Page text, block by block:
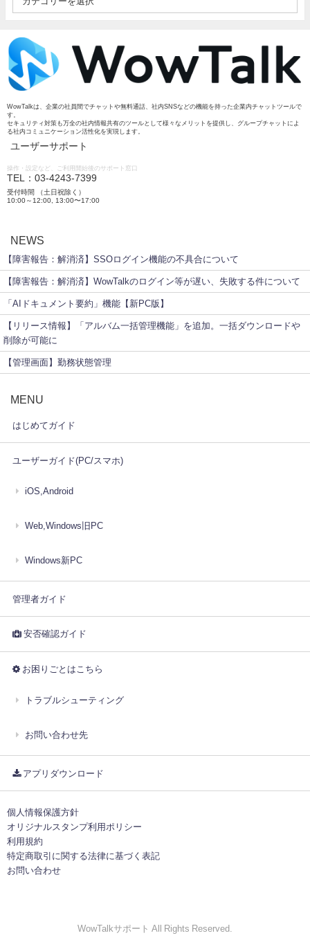
WowTalkは、企業の社員間でチャットや無料通話、社内SNSなどの機能を持った企業内チャットツールで
す。
セキュリティ対策も万全の社内情報共有のツールとして様々なメリットを提供し、グループチャットによ
る社内コミュニケーション活性化を実現します。
ユーザーサポート
操作・設定など、ご利用開始後のサポート窓口
TEL：03-4243-7399
受付時間 （土日祝除く）
10:00～12:00, 13:00〜17:00
NEWS
【障害報告：解消済】SSOログイン機能の不具合について
【障害報告：解消済】WowTalkのログイン等が遅い、失敗する件について
「AIドキュメント要約」機能【新PC版】
【リリース情報】「アルバム一括管理機能」を追加。一括ダウンロードや
削除が可能に
【管理画面】勤務状態管理
MENU
はじめてガイド
ユーザーガイド(PC/スマホ)
iOS,Android
Web,Windows旧PC
Windows新PC
管理者ガイド
安否確認ガイド
お困りごとはこちら
トラブルシューティング
お問い合わせ先
アプリダウンロード
個人情報保護方針
オリジナルスタンプ利用ポリシー
利用規約
特定商取引に関する法律に基づく表記
お問い合わせ
WowTalkサポート All Rights Reserved.